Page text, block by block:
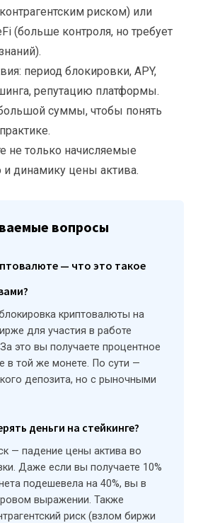
риском) или
(больше контроля, но требует
период блокировки, APY,
репутацию платформы.
суммы, чтобы понять
не только начисляемые
и динамику цены актива.
вопросы
— что это такое
криптовалюты на
для участия в работе
это вы получаете процентное
в той же монете. По сути —
депозита, но с рыночными
деньги на стейкинге?
— падение цены актива во
Даже если вы получаете 10%
подешевела на 40%, вы в
выражении. Также
риск (взлом биржи